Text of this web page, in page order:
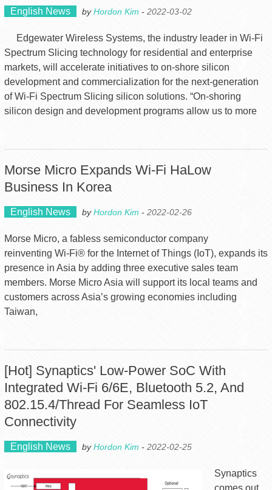
English News byHordon Kim - 2022-03-02
Edgewater Wireless Systems, the industry leader in Wi-Fi
Spectrum Slicing technology for residential and enterprise
markets, will accelerate initiatives to on-shore silicon
development and commercialization for the next-generation
of Wi-Fi Spectrum Slicing silicon solutions. “On-shoring
silicon design and development programs allow us to more
Morse Micro Expands Wi-Fi HaLow
Business In Korea
English News byHordon Kim - 2022-02-26
Morse Micro, a fabless semiconductor company
reinventing Wi-Fi® for the Internet of Things (IoT), expands its
presence in Asia by adding three executive sales team
members. Morse Micro Asia will support its local teams and
customers across Asia’s growing economies including
Taiwan,
[Hot] Synaptics' Low-Power SoC With
Integrated Wi-Fi 6/6E, Bluetooth 5.2, And
802.15.4/Thread For Seamless IoT
Connectivity
English News byHordon Kim - 2022-02-25
Synaptics
comes out